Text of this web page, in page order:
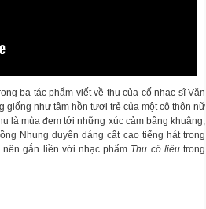
ba tác phẩm viết về thu của cố nhạc sĩ Văn
giống như tâm hồn tươi trẻ của một cô thôn nữ
là mùa đem tới những xúc cảm bâng khuâng,
Nhung duyên dáng cất cao tiếng hát trong
gắn liền với nhạc phẩm Thu cô liêutrong